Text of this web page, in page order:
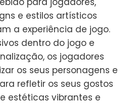
e estilos artísticos
a experiência de jogo.
dentro do jogo e
os jogadores
os seus personagens e
refletir os seus gostos
estéticas vibrantes e